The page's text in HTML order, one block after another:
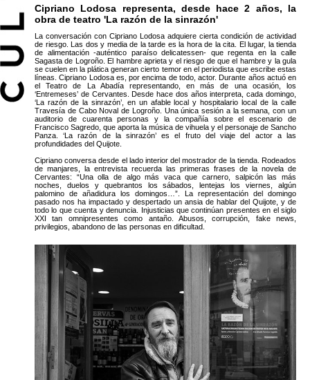
Cipriano Lodosa representa, desde hace 2 años, la
obra de teatro 'La razón de la sinrazón'
La conversación con Cipriano Lodosa adquiere cierta condición de actividad
de riesgo. Las dos y media de la tarde es la hora de la cita. El lugar, la tienda
de alimentación -auténtico paraíso delicatessen- que regenta en la calle
Sagasta de Logroño. El hambre aprieta y el riesgo de que el hambre y la gula
se cuelen en la plática generan cierto temor en el periodista que escribe estas
líneas. Cipriano Lodosa es, por encima de todo, actor. Durante años actuó en
el Teatro de La Abadía representando, en más de una ocasión, los
‘Entremeses’ de Cervantes. Desde hace dos años interpreta, cada domingo,
‘La razón de la sinrazón’, en un afable local y hospitalario local de la calle
Travesía de Cabo Noval de Logroño. Una única sesión a la semana, con un
auditorio de cuarenta personas y la compañía sobre el escenario de
Francisco Sagredo, que aporta la música de vihuela y el personaje de Sancho
Panza. ‘La razón de la sinrazón’ es el fruto del viaje del actor a las
profundidades del Quijote.
Cipriano conversa desde el lado interior del mostrador de la tienda. Rodeados
de manjares, la entrevista recuerda las primeras frases de la novela de
Cervantes: “Una olla de algo más vaca que carnero, salpicón las más
noches, duelos y quebrantos los sábados, lentejas los viernes, algún
palomino de añadidura los domingos…”. La representación del domingo
pasado nos ha impactado y despertado un ansia de hablar del Quijote, y de
todo lo que cuenta y denuncia. Injusticias que continúan presentes en el siglo
XXI tan omnipresentes como antaño. Abusos, corrupción, fake news,
privilegios, abandono de las personas en dificultad.